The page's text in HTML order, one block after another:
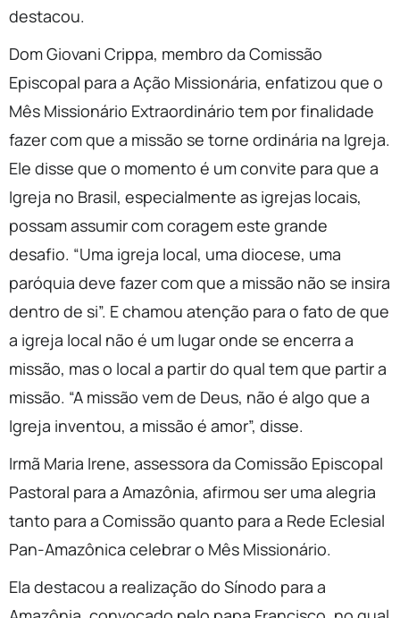
destacou.
Dom Giovani Crippa, membro da Comissão
Episcopal para a Ação Missionária, enfatizou que o
Mês Missionário Extraordinário tem por finalidade
fazer com que a missão se torne ordinária na Igreja.
Ele disse que o momento é um convite para que a
Igreja no Brasil, especialmente as igrejas locais,
possam assumir com coragem este grande
desafio. “Uma igreja local, uma diocese, uma
paróquia deve fazer com que a missão não se insira
dentro de si”. E chamou atenção para o fato de que
a igreja local não é um lugar onde se encerra a
missão, mas o local a partir do qual tem que partir a
missão. “A missão vem de Deus, não é algo que a
Igreja inventou, a missão é amor”, disse.
Irmã Maria Irene, assessora da Comissão Episcopal
Pastoral para a Amazônia, afirmou ser uma alegria
tanto para a Comissão quanto para a Rede Eclesial
Pan-Amazônica celebrar o Mês Missionário.
Ela destacou a realização do Sínodo para a